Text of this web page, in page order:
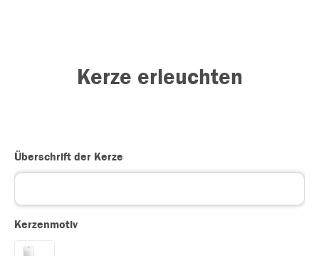
Kerze erleuchten
Überschrift der Kerze
Kerzenmotiv